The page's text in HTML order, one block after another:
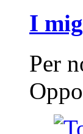
I
Per